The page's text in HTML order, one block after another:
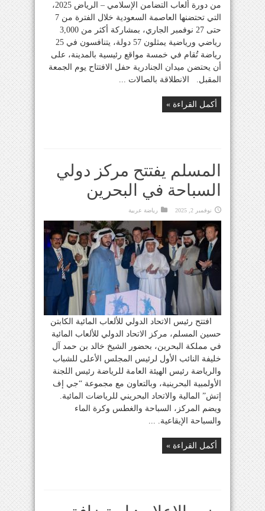
من دورة ألعاب التضامن الإسلامي – الرياض 2025،
التي تحتضنها العاصمة السعودية خلال الفترة من 7
حتى 27 نوفمبر الجاري، بمشاركة أكثر من 3,000
رياضي ورياضية يمثلون 57 دولة، يتنافسون في 25
رياضة تُقام في خمسة مواقع رئيسية بالمدينة، على
أن يحتضن ميدان الجنادرية حفل الافتتاح يوم الجمعة
المقبل. الانطلاقة بالصالات ...
أكمل القراءة »
المسلم يفتتح مركز دولي
السباحة في البحرين
نوفمبر 2, 2025 رياضة عربية
افتتح رئيس الاتحاد الدولي للألعاب المائية الكابتن
حسين المسلم، مركز الاتحاد الدولي للألعاب المائية
في مملكة البحرين، بحضور الشيخ خالد بن حمد آل
خليفة النائب الأول لرئيس المجلس الأعلى للشباب
والرياضة رئيس الهيئة العامة للرياضة رئيس اللجنة
الأولمبية البحرينية، وبالتعاون مع مجموعة “جي إف
إتش” المالية والاتحاد البحريني للرياضات المائية.
ويضم المركز، السباحة والغطس وكرة الماء
والسباحة الإيقاعية. ...
أكمل القراءة »